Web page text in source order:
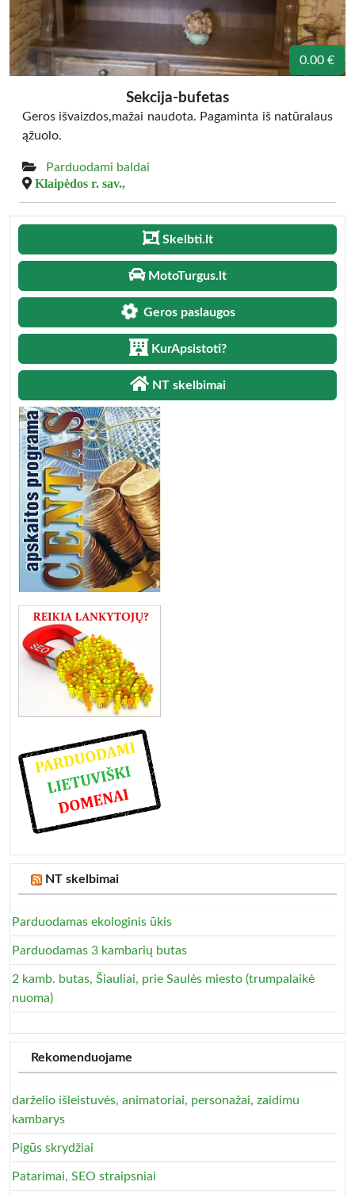
0.00 €
Sekcija-bufetas
Geros išvaizdos,mažai naudota. Pagaminta iš natūralaus
ąžuolo.
Parduodami baldai
Klaipėdos r. sav.,
Skelbti.lt
MotoTurgus.lt
Geros paslaugos
KurApsistoti?
NT skelbimai
NT skelbimai
Parduodamas ekologinis ūkis
Parduodamas 3 kambarių butas
2 kamb. butas, Šiauliai, prie Saulės miesto (trumpalaikė
nuoma)
Rekomenduojame
darželio išleistuvės, animatoriai, personažai, zaidimu
kambarys
Pigūs skrydžiai
Patarimai, SEO straipsniai